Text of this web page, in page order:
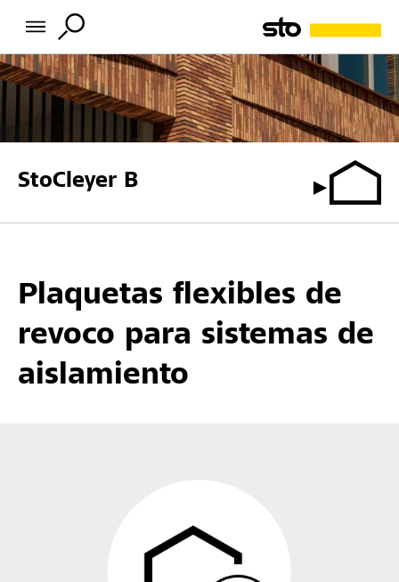
StoCleyer B
Plaquetas flexibles de
revoco para sistemas de
aislamiento